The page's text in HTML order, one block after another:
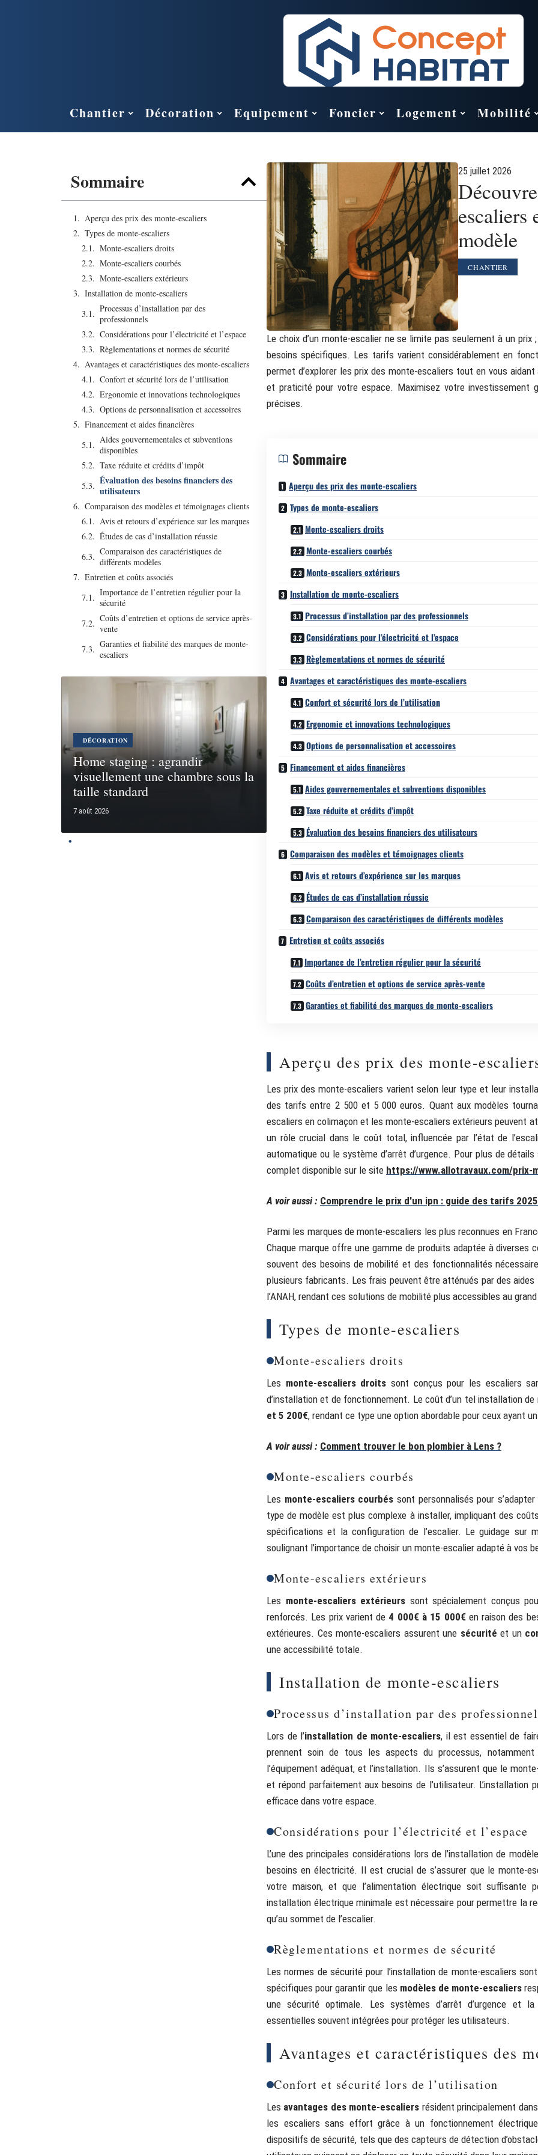
Chantier Décoration Equipement Foncier Logement Mobilité
Sommaire
Aperçu des prix des monte-escaliers
Types de monte-escaliers
Monte-escaliers droits
Monte-escaliers courbés
Monte-escaliers extérieurs
Installation de monte-escaliers
Processus d’installation par des
professionnels
Considérations pour l’électricité et l’espace
Règlementations et normes de sécurité
Avantages et caractéristiques des monte-escaliers
Confort et sécurité lors de l’utilisation
Ergonomie et innovations technologiques
Options de personnalisation et accessoires
Financement et aides financières
Aides gouvernementales et subventions
disponibles
Taxe réduite et crédits d’impôt
Évaluation des besoins financiers des
utilisateurs
Comparaison des modèles et témoignages clients
Avis et retours d’expérience sur les marques
Études de cas d’installation réussie
Comparaison des caractéristiques de
différents modèles
Entretien et coûts associés
Importance de l’entretien régulier pour la
sécurité
Coûts d’entretien et options de service après-
vente
Garanties et fiabilité des marques de monte-
escaliers
DÉCORATION
Home staging : agrandir
visuellement une chambre sous la
taille standard
7 août 2026
25 juillet 2026
escaliers
modèle
CHANTIER
Le choix d’un monte-escalier ne se limite pas seulement à un
besoins spécifiques. Les tarifs varient considérablement en
permet d’explorer les prix des monte-escaliers tout en vous
et praticité pour votre espace. Maximisez votre investissement
précises.
Sommaire
Aperçu des prix des monte-escaliers
Types de monte-escaliers
Monte-escaliers droits
Monte-escaliers courbés
Monte-escaliers extérieurs
Installation de monte-escaliers
Processus d’installation par des professionnels
Considérations pour l’électricité et l’espace
Règlementations et normes de sécurité
Avantages et caractéristiques des monte-escaliers
Confort et sécurité lors de l’utilisation
Ergonomie et innovations technologiques
Options de personnalisation et accessoires
Financement et aides financières
Aides gouvernementales et subventions disponibles
Taxe réduite et crédits d’impôt
Évaluation des besoins financiers des utilisateurs
Comparaison des modèles et témoignages clients
Avis et retours d’expérience sur les marques
Études de cas d’installation réussie
Comparaison des caractéristiques de différents modèles
Entretien et coûts associés
Importance de l’entretien régulier pour la sécurité
Coûts d’entretien et options de service après-vente
Garanties et fiabilité des marques de monte-escaliers
Aperçu des prix des monte-
Les prix des monte-escaliers varient selon leur type et leur
des tarifs entre 2 500 et 5 000 euros. Quant aux modèles
escaliers en colimaçon et les monte-escaliers extérieurs peuvent
un rôle crucial dans le coût total, influencée par l’état de
automatique ou le système d’arrêt d’urgence. Pour plus de
complet disponible sur le site https://www.allotravaux.com/prix-
A voir aussi : Comprendre le prix d'un ipn : guide des tarifs 2025
Parmi les marques de monte-escaliers les plus reconnues en
Chaque marque offre une gamme de produits adaptée à diverses
souvent des besoins de mobilité et des fonctionnalités
plusieurs fabricants. Les frais peuvent être atténués par des
l’ANAH, rendant ces solutions de mobilité plus accessibles au
Types de monte-escaliers
Monte-escaliers droits
Les monte-escaliers droits sont conçus pour les escaliers
d’installation et de fonctionnement. Le coût d’un tel installation
et 5 200€, rendant ce type une option abordable pour ceux ayant
A voir aussi : Comment trouver le bon plombier à Lens ?
Monte-escaliers courbés
Les monte-escaliers courbés sont personnalisés pour
type de modèle est plus complexe à installer, impliquant des
spécifications et la configuration de l’escalier. Le guidage sur
soulignant l’importance de choisir un monte-escalier adapté à vos
Monte-escaliers extérieurs
Les monte-escaliers extérieurs sont spécialement conçus
renforcés. Les prix varient de 4 000€ à 15 000€en raison des
extérieures. Ces monte-escaliers assurent une sécurité et un
une accessibilité totale.
Installation de monte-escaliers
Processus d’installation par des
Lors de l’installation de monte-escaliers, il est essentiel de
prennent soin de tous les aspects du processus,
l’équipement adéquat, et l’installation. Ils s’assurent que le
et répond parfaitement aux besoins de l’utilisateur.
efficace dans votre espace.
Considérations pour l’électricité et l’espace
L’une des principales considérations lors de l’installation de
besoins en électricité. Il est crucial de s’assurer que le monte-
votre maison, et que l’alimentation électrique soit suffisante
installation électrique minimale est nécessaire pour permettre la
qu’au sommet de l’escalier.
Règlementations et normes de sécurité
Les normes de sécurité pour l’installation de monte-escaliers
spécifiques pour garantir que les modèles de monte-escaliers
une sécurité optimale. Les systèmes d’arrêt d’urgence et
essentielles souvent intégrées pour protéger les utilisateurs.
Avantages et caractéristiques des
Confort et sécurité lors de l’utilisation
Les avantages des monte-escaliers résident principalement
les escaliers sans effort grâce à un fonctionnement
dispositifs de sécurité, tels que des capteurs de détection